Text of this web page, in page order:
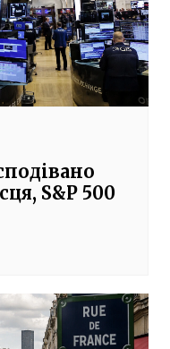
S&P 500